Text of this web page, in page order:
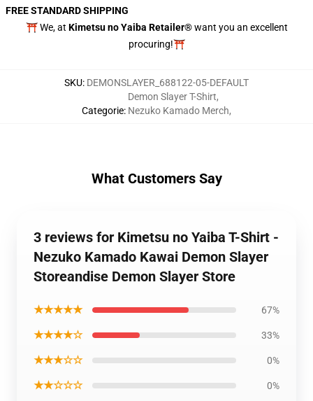
FREE STANDARD SHIPPING
⛩️ We, at Kimetsu no Yaiba Retailer®want you an excellent
procuring!⛩️
SKU: DEMONSLAYER_688122-05-DEFAULT
Categorie:
Demon Slayer T-Shirt,
Nezuko Kamado Merch,
What Customers Say
3 reviews for Kimetsu no Yaiba T-Shirt -
Nezuko Kamado Kawai Demon Slayer
Storeandise Demon Slayer Store
★★★★★ 67%
★★★★☆ 33%
★★★☆☆ 0%
★★☆☆☆ 0%